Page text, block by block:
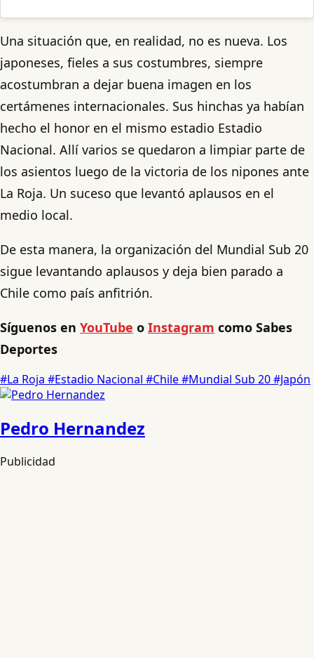
Una situación que, en realidad, no es nueva. Los
japoneses, fieles a sus costumbres, siempre
acostumbran a dejar buena imagen en los
certámenes internacionales. Sus hinchas ya habían
hecho el honor en el mismo estadio Estadio
Nacional. Allí varios se quedaron a limpiar parte de
los asientos luego de la victoria de los nipones ante
La Roja. Un suceso que levantó aplausos en el
medio local.
De esta manera, la organización del Mundial Sub 20
sigue levantando aplausos y deja bien parado a
Chile como país anfitrión.
Síguenos en YouTube o Instagram como Sabes
Deportes
#La Roja #Estadio Nacional #Chile#Mundial Sub 20#Japón
Pedro Hernandez
Publicidad